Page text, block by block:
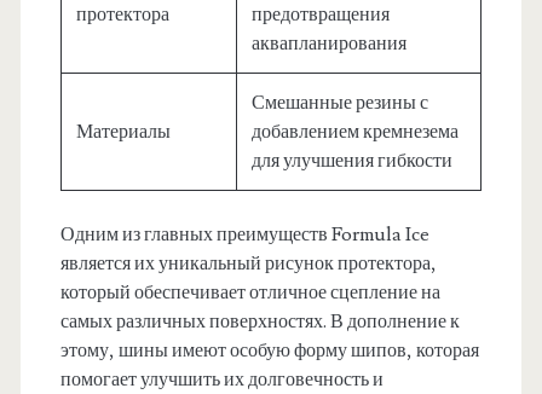
протектора
предотвращения
аквапланирования
Материалы
Смешанные резины с
добавлением кремнезема
для улучшения гибкости
Одним из главных преимуществ Formula Ice
является их уникальный рисунок протектора,
который обеспечивает отличное сцепление на
самых различных поверхностях. В дополнение к
этому, шины имеют особую форму шипов, которая
помогает улучшить их долговечность и